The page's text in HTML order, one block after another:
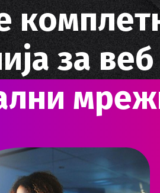
комплет
ија за веб
лни мреж